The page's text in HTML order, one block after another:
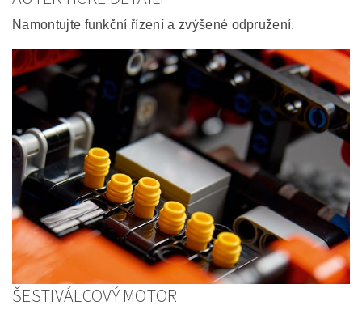
Namontujte funkční řízení a zvýšené odpružení.
ŠESTIVÁLCOVÝ MOTOR